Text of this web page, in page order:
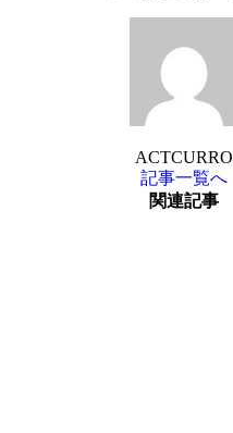
ACTCURRO
記事一覧へ
関連記事